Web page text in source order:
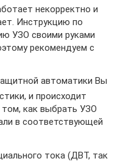
некорректно и
Инструкцию по
УЗО своими руками
рекомендуем с
автоматики Вы
и происходит
как выбрать УЗО
в соответствующей
тока (ДВТ, так